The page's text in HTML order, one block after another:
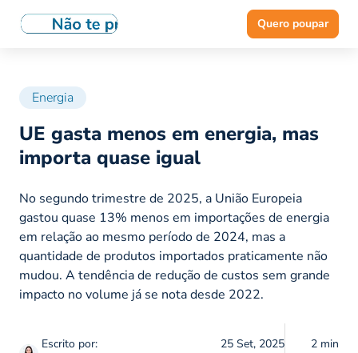
Quero poupar
Energia
UE gasta menos em energia, mas
importa quase igual
Escrito por:
25 Set, 2025 2 min
No segundo trimestre de 2025, a União Europeia
gastou quase 13% menos em importações de energia
em relação ao mesmo período de 2024, mas a
quantidade de produtos importados praticamente não
mudou. A tendência de redução de custos sem grande
impacto no volume já se nota desde 2022.